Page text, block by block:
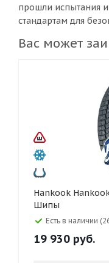
прошли испытания и
стандартам для
Вас может
Hankook Hankook 275/40 R20 I* Pike RW11 106T
Шипы
Есть в наличии
19 930 руб.